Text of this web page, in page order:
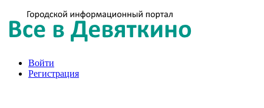
Войти
Регистрация